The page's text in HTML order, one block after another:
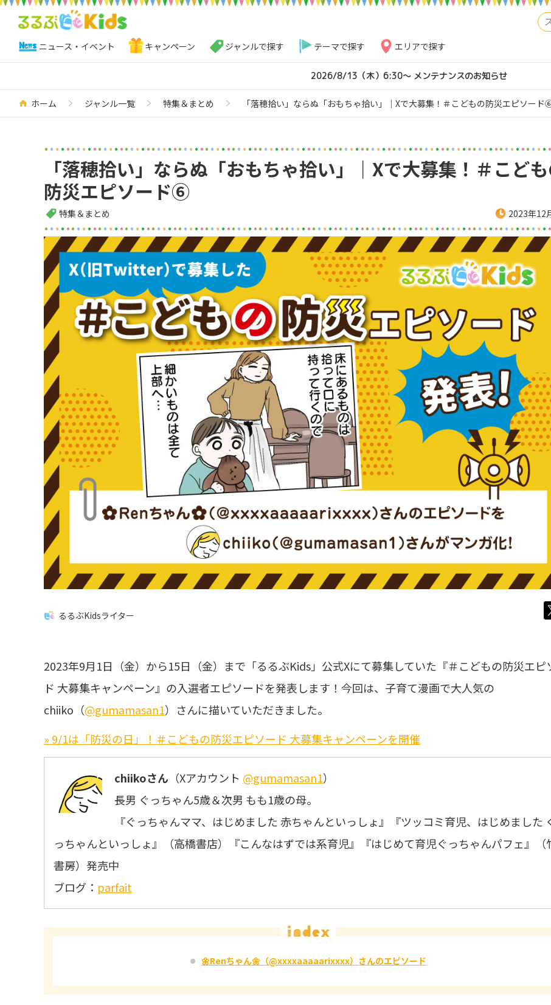
ニュース・イベント キャンペーン ジャンルで探す テーマで探す エリアで探す
2026/8/13（木）6:30～ メンテナンスのお知らせ
ホーム ジャンル一覧 特集＆まとめ 「落穂拾い」ならぬ「おもちゃ拾い」｜Xで大募集！＃こどもの防災エピソード
「落穂拾い」ならぬ「おもちゃ拾い」｜Xで大募集！＃こど
防災エピソード⑥
特集＆まとめ 2023年12
るるぶKidsライター
2023年9月1日（金）から15日（金）まで「るるぶKids」公式Xにて募集していた『＃こどもの防災エピ
ド 大募集キャンペーン』の入選者エピソードを発表します！今回は、子育て漫画で大人気の
chiiko（@gumamasan1）さんに描いていただきました。
» 9/1は「防災の日」！＃こどもの防災エピソード 大募集キャンペーンを開催
chiikoさん （Xアカウント @gumamasan1）
長男 ぐっちゃん5歳＆次男 もも1歳の母。
『ぐっちゃんママ、はじめました 赤ちゃんといっしょ』『ツッコミ育児、はじめました
っちゃんといっしょ』（高橋書店）『こんなはずでは系育児』『はじめて育児ぐっちゃんパフェ』（
書房）発売中
ブログ： parfait
🌼Renちゃん🌼（@xxxxaaaaarixxxx）さんのエピソード